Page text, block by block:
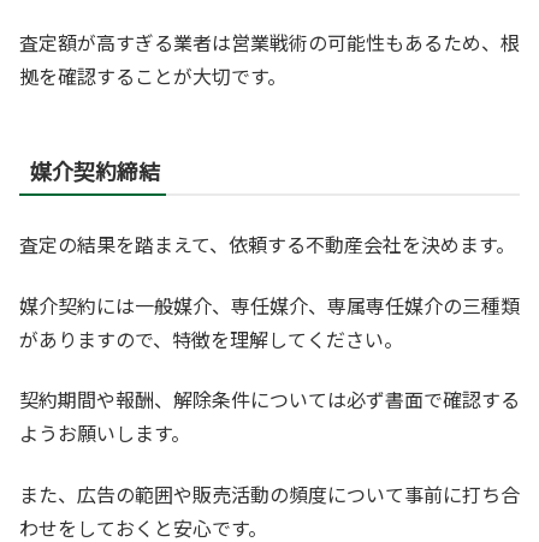
査定額が高すぎる業者は営業戦術の可能性もあるため、根
拠を確認することが大切です。
媒介契約締結
査定の結果を踏まえて、依頼する不動産会社を決めます。
媒介契約には一般媒介、専任媒介、専属専任媒介の三種類
がありますので、特徴を理解してください。
契約期間や報酬、解除条件については必ず書面で確認する
ようお願いします。
また、広告の範囲や販売活動の頻度について事前に打ち合
わせをしておくと安心です。